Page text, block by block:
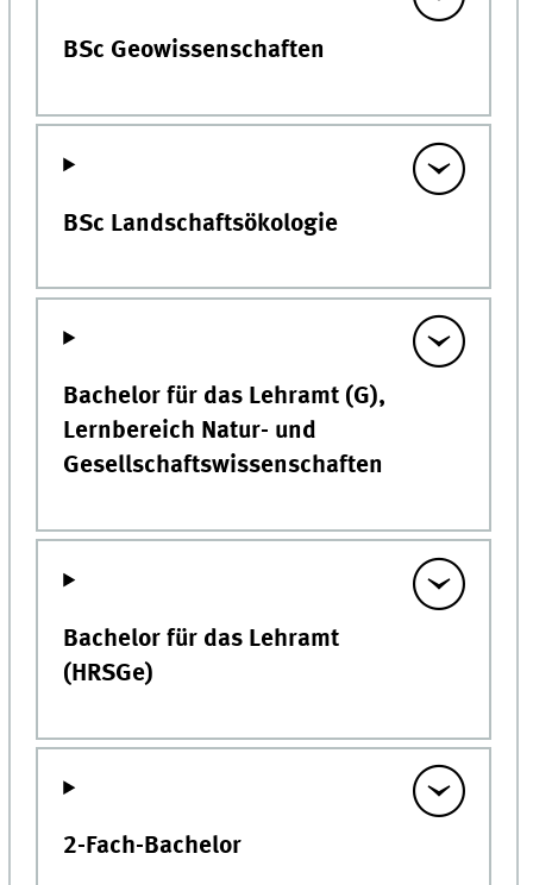
BSc Geowissenschaften
BSc Landschaftsökologie
Bachelor für das Lehramt (G),
Lernbereich Natur- und
Gesellschaftswissenschaften
Bachelor für das Lehramt
(HRSGe)
2-Fach-Bachelor